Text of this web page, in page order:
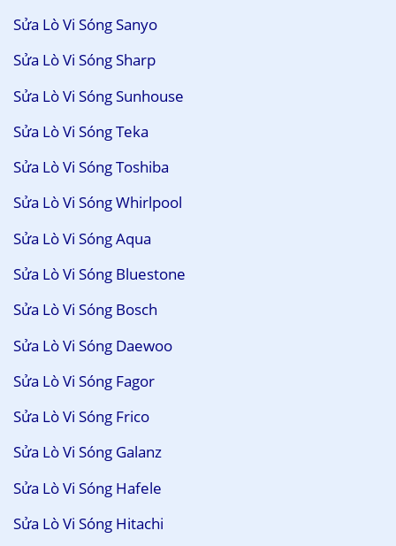
Sửa Lò Vi Sóng Sanyo
Sửa Lò Vi Sóng Sharp
Sửa Lò Vi Sóng Sunhouse
Sửa Lò Vi Sóng Teka
Sửa Lò Vi Sóng Toshiba
Sửa Lò Vi Sóng Whirlpool
Sửa Lò Vi Sóng Aqua
Sửa Lò Vi Sóng Bluestone
Sửa Lò Vi Sóng Bosch
Sửa Lò Vi Sóng Daewoo
Sửa Lò Vi Sóng Fagor
Sửa Lò Vi Sóng Frico
Sửa Lò Vi Sóng Galanz
Sửa Lò Vi Sóng Hafele
Sửa Lò Vi Sóng Hitachi